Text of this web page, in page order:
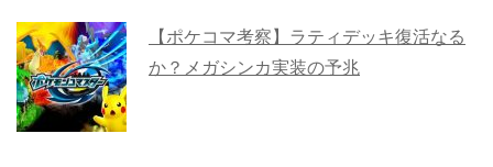
【ポケコマ考察】ラティデッキ復活なる
か？メガシンカ実装の予兆